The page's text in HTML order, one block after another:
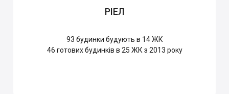
РІЕЛ
93 будинки будують в 14 ЖК
46 готових будинків в 25 ЖК з 2013 року